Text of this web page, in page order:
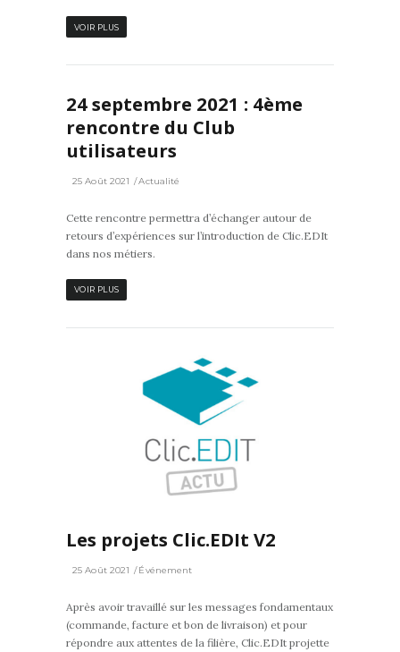
VOIR PLUS
24 septembre 2021 : 4ème
rencontre du Club
utilisateurs
25 Août 2021 Actualité
Cette rencontre permettra d’échanger autour de
retours d’expériences sur l’introduction de Clic.EDIt
dans nos métiers.
VOIR PLUS
Les projets Clic.EDIt V2
25 Août 2021 Événement
Après avoir travaillé sur les messages fondamentaux
(commande, facture et bon de livraison) et pour
répondre aux attentes de la filière, Clic.EDIt projette